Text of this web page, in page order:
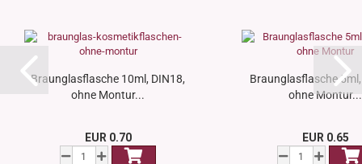
Braunglasflasche 10ml, DIN18,
ohne Montur...
EUR 0.70
Braunglasflasche
ohne Montur...
EUR 0.65